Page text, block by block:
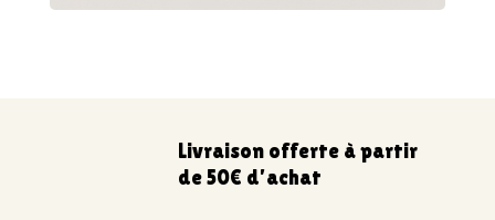
Livraison offerte à partir
de 50€ d’achat